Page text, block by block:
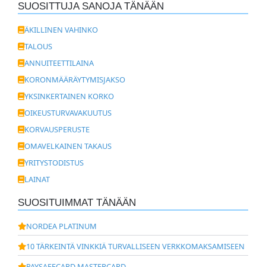
SUOSITTUJA SANOJA TÄNÄÄN
ÄKILLINEN VAHINKO
TALOUS
ANNUITEETTILAINA
KORONMÄÄRÄYTYMISJAKSO
YKSINKERTAINEN KORKO
OIKEUSTURVAVAKUUTUS
KORVAUSPERUSTE
OMAVELKAINEN TAKAUS
YRITYSTODISTUS
LAINAT
SUOSITUIMMAT TÄNÄÄN
NORDEA PLATINUM
10 TÄRKEINTÄ VINKKIÄ TURVALLISEEN VERKKOMAKSAMISEEN